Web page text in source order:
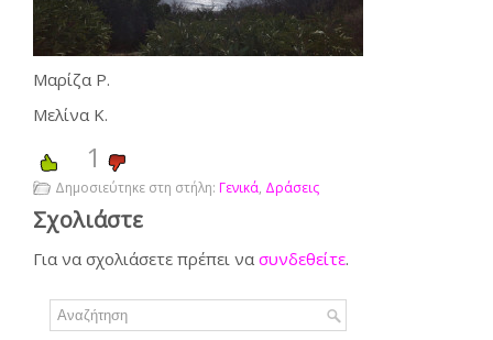
Μαρίζα Ρ.
Μελίνα Κ.
1
Δημοσιεύτηκε στη στήλη: Γενικά, Δράσεις
Σχολιάστε
Για να σχολιάσετε πρέπει να συνδεθείτε.